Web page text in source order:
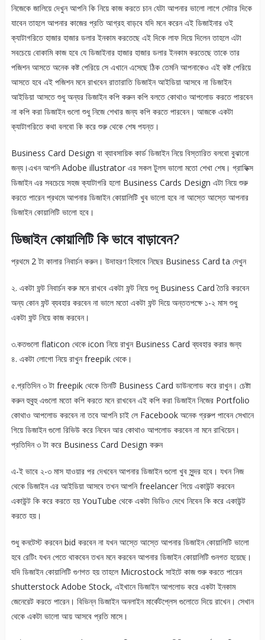
নিজেকে জালিয়ে দেখুন আপনি কি নিয়ে কাজ করতে চান যেটা আপনার ভালো লাগে সেটার দিকে
যাবেন তাহলে আপনার কাজের প্রতি আগ্রহ বাড়বে যদি মনে করেন এই ডিজাইনার ওই
ক্যাটাগরিতে হাজার হাজার ডলার ইনকাম করতেছে এই দিকে লাফ দিয়ে দিলেন তাহলে এটা
সবচেয়ে বোকামি কাজ হবে যে ডিজাইনার হাজার হাজার ডলার ইনকাম করতেছে তাকে তার
পজিশন আসতে অনেক কষ্ট পেরিয়ে সে এখানে এসেছে ঠিক তেমনি আপনাকেও এই কষ্ট পেরিয়ে
আসতে হবে এই পজিশন মনে রাখবেন রাতারাতি ডিজাইন আইডিয়া আসবে না ডিজাইন
আইডিয়া আসতে শুধু অন্যর ডিজাইন কপি করুন কপি বলতে কোথাও আপলোড করতে পারবেন
না কপি করা ডিজাইন গুলো শুধু নিজে শেখার জন্য কপি করতে পারবেন। আজকে একটা
ক্যাটাগরিতে কথা বলবো কি করে শুরু থেকে শেষ পযন্ত।
Business Card Design বা ব্যাবসায়িক কার্ড ডিজাইন নিয়ে বিস্তারিত বলবো বুঝানো
জন্য।এখন আপনি Adobe illustrator এর সকল টুলস ভালো মতো শেখা শেষ। গ্রাফিক্স
ডিজাইন এর সবচেয়ে সহজ ক্যাটাগরি হলো Business Cards Design এটা নিয়ে শুরু
করতে পারেন প্রথমে আপনার ডিজাইন কোয়ালিটি খুব ভালো হবে না আস্তে আস্তে আপনার
ডিজাইন কোয়ালিটি ভালো হবে।
ডিজাইন কোয়ালিটি কি ভাবে বাড়াবেন?
প্রথমে 2 টা কালার নিবার্চন করুন। উদাহরণ হিসাবে নিছের Business Card ta দেখুন
২. একটা ফন্ট নিবার্চন করু মনে রাখবে একটা ফন্ট নিয়ে শুধু Business Card তৈরি করবেন
অন্য কোন ফন্ট ব্যবহার করবেন না ভালে মতো একটা ফন্ট দিয়ে অন্ততপক্ষে ১-২ মাস শুধু
একটা ফন্ট নিয়ে কাজ করবেন।
৩.কতগুলো flaticon থেকে icon নিয়ে রাখুন Business Card ব্যবহার করার জন্য
৪. একটা লোগো নিয়ে রাখুন freepik থেকে।
৫.প্রতিদিন ৩ টা freepik থেকে তিনটি Business Card ডাউনলোড করে রাখুন। চেষ্টা
করুন হুবুহু এগুলো মতো কপি করতে মনে রাখবেন এই কপি করা ডিজাইন নিজের Portfolio
কোথাও আপলোড করবেন না তবে আপনি চাই লে Facebook অনেক গ্ররুপ পাবেন সেখানে
গিয়ে ডিজাইন গুলো রিভিউ করে নিবেন আর কোথাও আপলোড করবেন না মনে রাখিয়েন।
প্রতিদিন ৩ টা করে Business Card Design করুন
এ-ই ভাবে ২-৩ মাস যাওয়ার পর দেখবেন আপনার ডিজাইন গুলো খুব সুন্দর হবে। যখন নিজ
থেকে ডিজাইন এর আইডিয়া আসবে তখন আপনি freelancer গিয়ে একাউন্ট করবেন
একাউন্ট কি করে করতে হয় YouTube থেকে একটা ভিডিও দেখে নিবেন কি করে একাউন্ট
করতে হয়।
শুধু কনটেস্ট করবেন bid করবেন না যখন আস্তে আস্তে আপনার ডিজাইন কোয়ালিটি ভালো
হবে রেটিং যখন পেতে থাকবেন তখন মনে করবেন আপনার ডিজাইন কোয়ালিটি গুনগত হয়েছে।
যদি ডিজাইন কোয়ালিটি গুণগত হয় তাহলে Microstock সাইটে কাজ শুরু করতে পারেন
shutterstock Adobe Stock, এইখানে ডিজাইন আপলোড করে একটা ইনকাম
জেনেরেট করতে পারেন। বিভিন্ন ডিজাইন অনলাইন মার্কেটপ্লেস গুলোতে দিয়ে রাখেন। সেখান
থেকে একটা ভালো আয় আসবে প্রতি মাসে।